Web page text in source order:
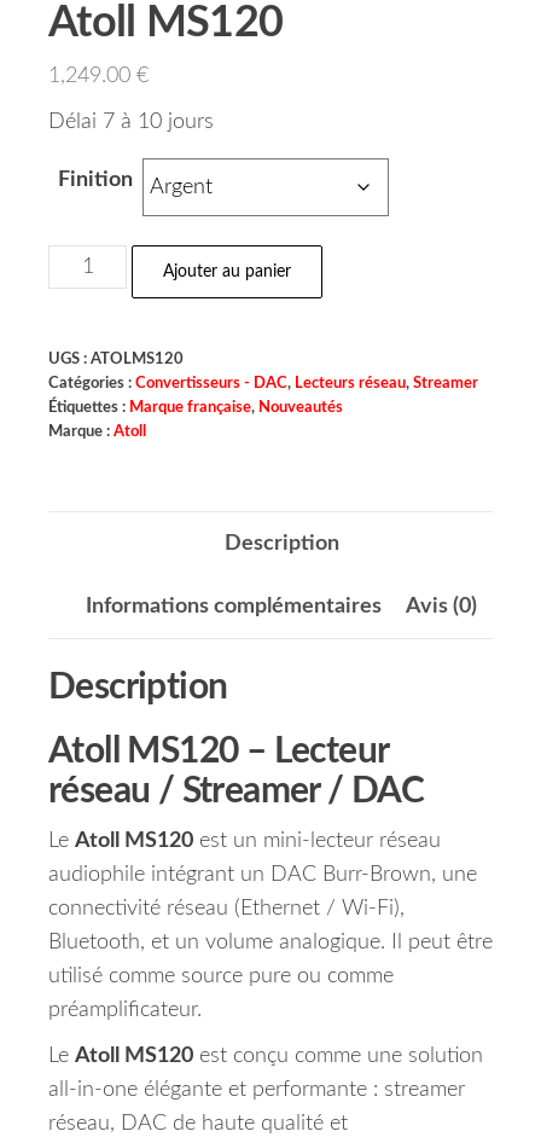
Atoll MS120
1,249.00 €
Délai 7 à 10 jours
Finition
Ajouter au panier
UGS : ATOLMS120
Catégories : Convertisseurs - DAC, Lecteurs réseau, Streamer
Étiquettes : Marque française, Nouveautés
Marque : Atoll
Description
Informations complémentaires Avis (0)
Description
Atoll MS120 – Lecteur
réseau / Streamer / DAC
Le Atoll MS120 est un mini-lecteur réseau
audiophile intégrant un DAC Burr-Brown, une
connectivité réseau (Ethernet / Wi-Fi),
Bluetooth, et un volume analogique. Il peut être
utilisé comme source pure ou comme
préamplificateur.
Le Atoll MS120 est conçu comme une solution
all-in-one élégante et performante : streamer
réseau, DAC de haute qualité et